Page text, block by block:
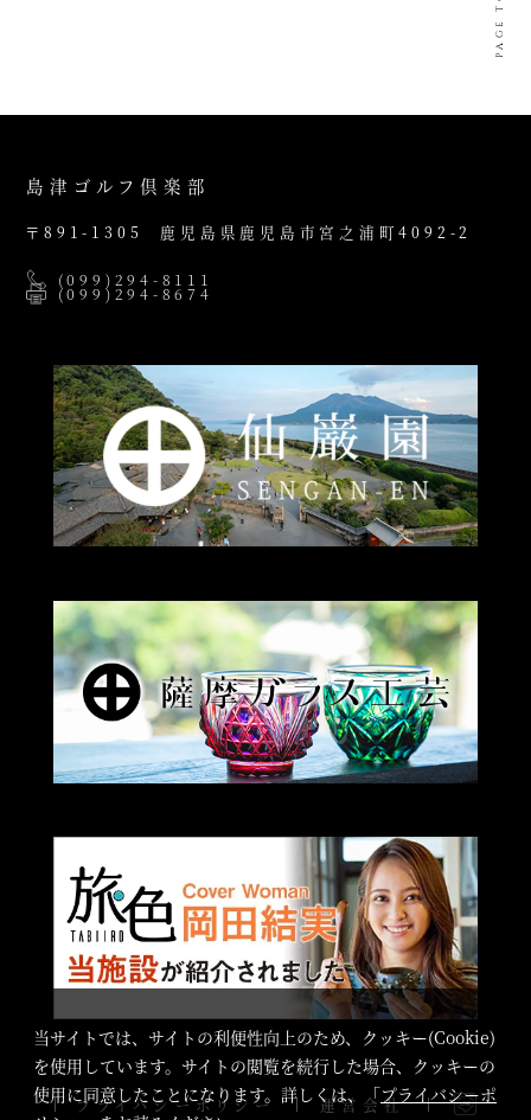
当サイトでは、サイトの利便性向上のため、クッキー(Cookie)
を使用しています。サイトの閲覧を続行した場合、クッキーの
使用に同意したことになります。詳しくは、「プライバシーポ
PAGE TOP
島津ゴルフ倶楽部
〒891-1305 鹿児島県鹿児島市宮之浦町4092-2
(099)294-8111
(099)294-8674
プライバシーポリシー 運営会社